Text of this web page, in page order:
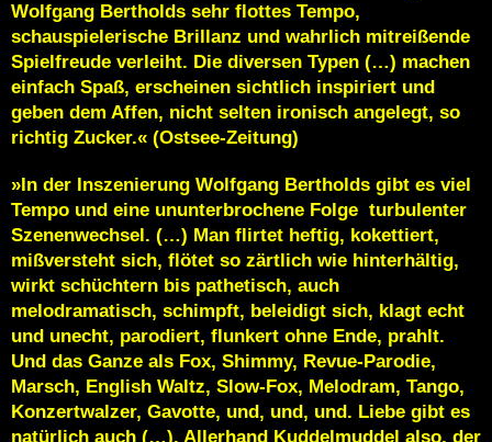
Wolfgang Bertholds sehr flottes Tempo,
schauspielerische Brillanz und wahrlich mitreißende
Spielfreude verleiht. Die diversen Typen (…) machen
einfach Spaß, erscheinen sichtlich inspiriert und
geben dem Affen, nicht selten ironisch angelegt, so
richtig Zucker.« (Ostsee-Zeitung)
»In der Inszenierung Wolfgang Bertholds gibt es viel
Tempo und eine ununterbrochene Folge turbulenter
Szenenwechsel. (…) Man flirtet heftig, kokettiert,
mißversteht sich, flötet so zärtlich wie hinterhältig,
wirkt schüchtern bis pathetisch, auch
melodramatisch, schimpft, beleidigt sich, klagt echt
und unecht, parodiert, flunkert ohne Ende, prahlt.
Und das Ganze als Fox, Shimmy, Revue-Parodie,
Marsch, English Waltz, Slow-Fox, Melodram, Tango,
Konzertwalzer, Gavotte, und, und, und. Liebe gibt es
natürlich auch (…). Allerhand Kuddelmuddel also, der